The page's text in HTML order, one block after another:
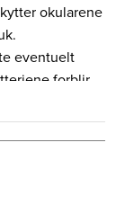
okularene
eventuelt
forblir
forlenge
har tilgang til
enhetene dine